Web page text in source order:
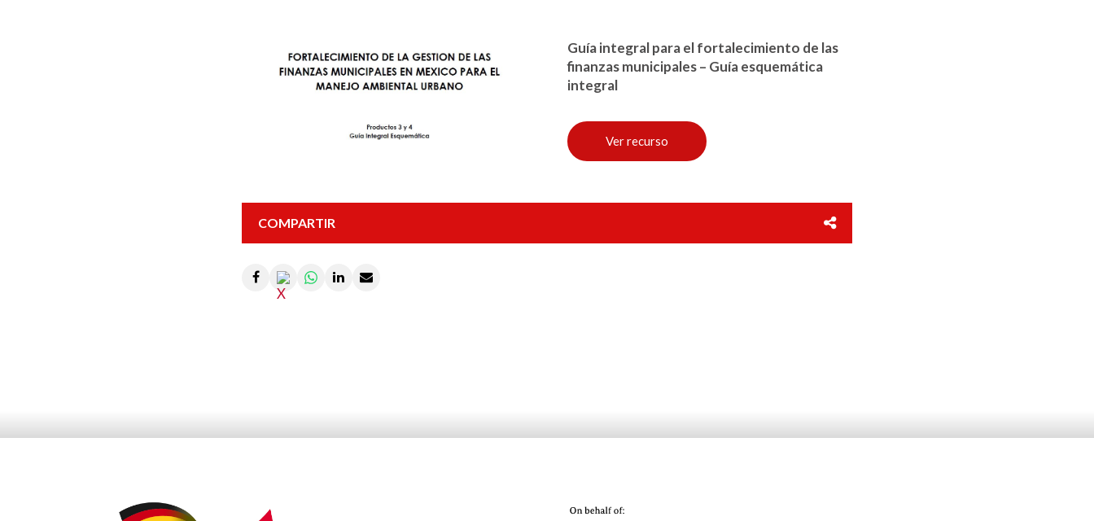
Guía integral para el fortalecimiento de las
finanzas municipales – Guía esquemática
integral
Ver recurso
COMPARTIR